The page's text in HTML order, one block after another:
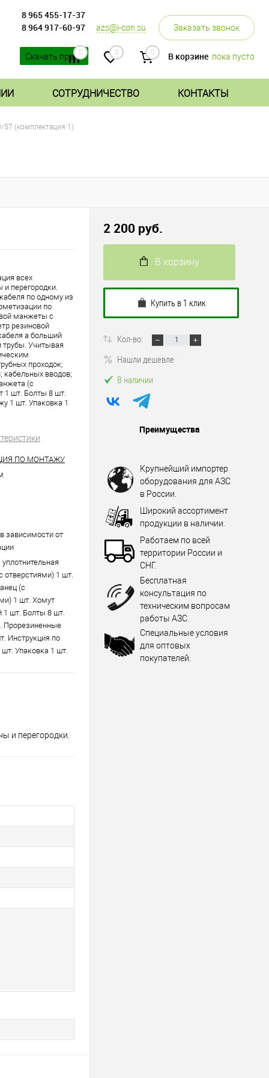
8 965 455-17-37
8 964 917-60-97
azs@i-con.su Заказать звонок
Скачать прайс
0 0 0 В корзине пока пусто
СОТРУДНИЧЕСТВО КОНТАКТЫ
57 (комплектация 1)
всех
и перегородки.
по одному из
по
манжеты с
резиновой
а больший
трубы. Учитывая
проходок;
кабельных вводов;
(с
1 шт. Болты 8 шт.
1 шт. Упаковка 1
ПО МОНТАЖУ
в зависимости от
отверстиями) 1 шт.
(с
1 шт. Хомут
1 шт. Болты 8 шт.
Прорезиненные
Инструкция по
Упаковка 1 шт.
и перегородки.
2 200 руб.
В корзину
Купить в 1 клик
Кол-во:
Нашли дешевле
В наличии
Преимущества
Крупнейший импортер
оборудования для АЗС
в России.
Широкий ассортимент
продукции в наличии.
Работаем по всей
территории России и
СНГ.
Бесплатная
консультация по
техническим вопросам
работы АЗС.
Специальные условия
для оптовых
покупателей.